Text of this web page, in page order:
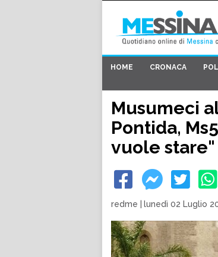
HOME CRONACA
Musumeci
Pontida,
vuole stare"
redme lunedì 02 Luglio